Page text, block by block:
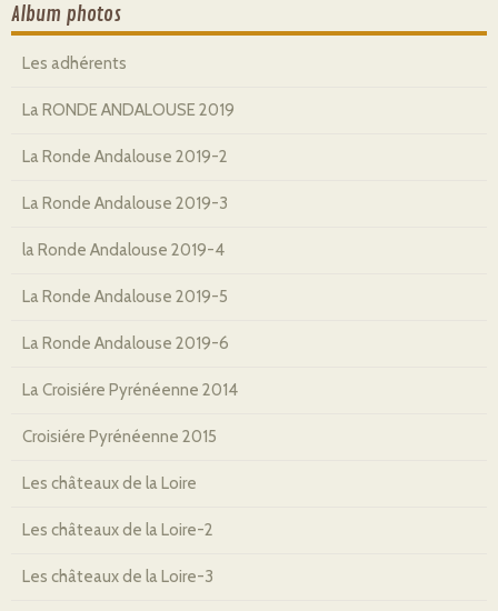
Album photos
Les adhérents
La RONDE ANDALOUSE 2019
La Ronde Andalouse 2019-2
La Ronde Andalouse 2019-3
la Ronde Andalouse 2019-4
La Ronde Andalouse 2019-5
La Ronde Andalouse 2019-6
La Croisiére Pyrénéenne 2014
Croisiére Pyrénéenne 2015
Les châteaux de la Loire
Les châteaux de la Loire-2
Les châteaux de la Loire-3